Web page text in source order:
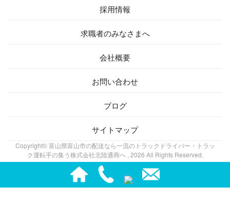
採用情報
求職者のみなさまへ
会社概要
お問い合わせ
ブログ
サイトマップ
Copyright© 富山県富山市の配送なら一流のトラックドライバー・トラッ
ク運転手の集う株式会社北陸通商へ , 2026 All Rights Reserved.